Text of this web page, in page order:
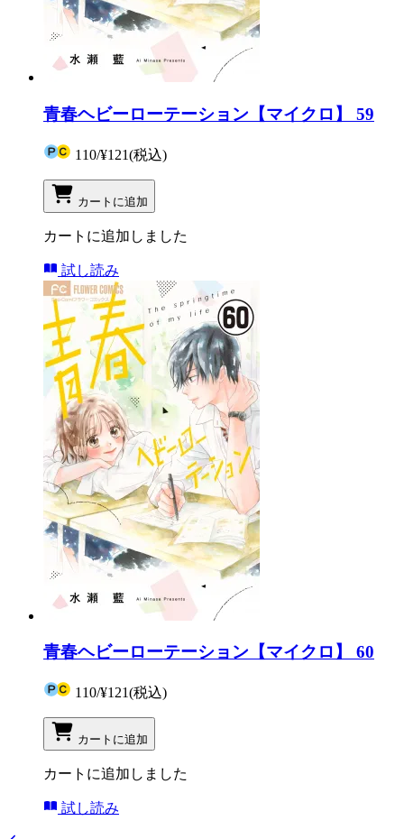
青春ヘビーローテーション【マイクロ】 59
110/¥121(税込)
カートに追加
カートに追加しました
試し読み
青春ヘビーローテーション【マイクロ】 60
110/¥121(税込)
カートに追加
カートに追加しました
試し読み